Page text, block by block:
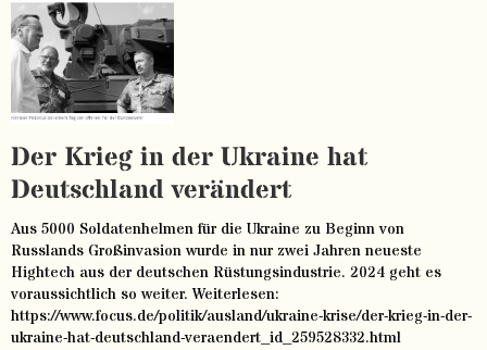
Der Krieg in der Ukraine hat
Deutschland verändert
Aus 5000 Soldatenhelmen für die Ukraine zu Beginn von
Russlands Großinvasion wurde in nur zwei Jahren neueste
Hightech aus der deutschen Rüstungsindustrie. 2024 geht es
voraussichtlich so weiter. Weiterlesen:
https://www.focus.de/politik/ausland/ukraine-krise/der-krieg-in-der-
ukraine-hat-deutschland-veraendert_id_259528332.html